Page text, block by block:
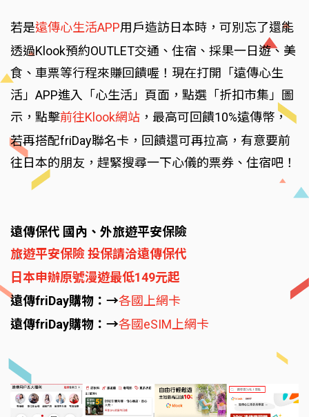
若是遠傳心生活APP用戶造訪日本時，可別忘了還能
透過Klook預約OUTLET交通、住宿、採果一日遊、美
食、車票等行程來賺回饋喔！現在打開「遠傳心生
活」APP進入「心生活」頁面，點選「折扣市集」圖
示，點擊前往Klook網站 ，最高可回饋10%遠傳幣，
若再搭配friDay聯名卡，回饋還可再拉高，有意要前
往日本的朋友，趕緊搜尋一下心儀的票券、住宿吧！
遠傳保代 國內、外旅遊平安保險
旅遊平安保險 投保請洽遠傳保代
日本申辦原號漫遊最低149元起
遠傳friDay購物：→各國上網卡
遠傳friDay購物：→各國eSIM上網卡